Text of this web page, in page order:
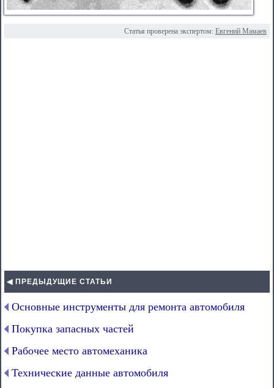
Статья проверена экспертом: Евгений Мамаев
◀ ПРЕДЫДУЩИЕ СТАТЬИ
Основные инструменты для ремонта автомобиля
Покупка запасных частей
Рабочее место автомеханика
Технические данные автомобиля